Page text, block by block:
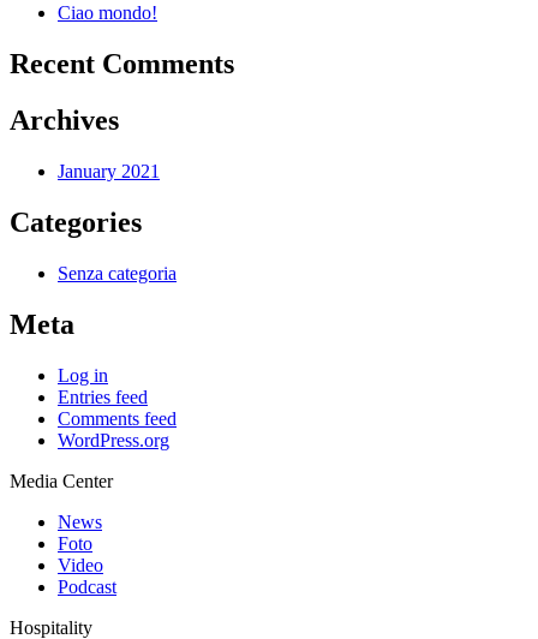
Ciao mondo!
Recent Comments
Archives
January 2021
Categories
Senza categoria
Meta
Log in
Entries feed
Comments feed
WordPress.org
Media Center
News
Foto
Video
Podcast
Hospitality